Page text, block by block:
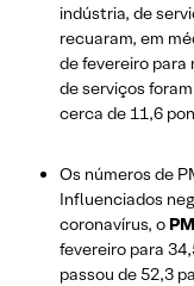
indústria, de
recuaram, em
de fevereiro para
de serviços
cerca de 11,6
Os números de
Influenciados
coronavírus, o
fevereiro para
passou de 52,3